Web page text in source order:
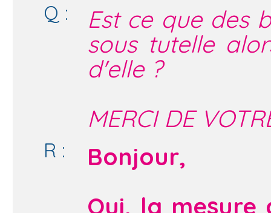
Q :
Est ce que des
sous tutelle
d'elle ?
MERCI DE
R :
Bonjour,
Oui, la